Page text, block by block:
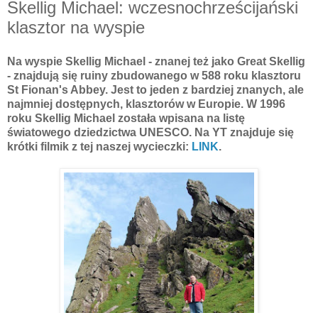
Skellig Michael: wczesnochrześcijański
klasztor na wyspie
Na wyspie Skellig Michael - znanej też jako Great Skellig
- znajdują się ruiny zbudowanego w 588 roku klasztoru
St Fionan's Abbey. Jest to jeden z bardziej znanych, ale
najmniej dostępnych, klasztorów w Europie. W 1996
roku Skellig Michael została wpisana na listę
światowego dziedzictwa UNESCO. Na YT znajduje się
krótki filmik z tej naszej wycieczki: LINK.